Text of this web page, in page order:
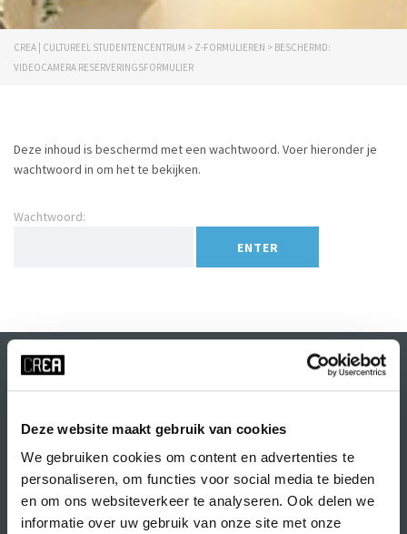
Deze website maakt gebruik van cookies
We gebruiken cookies om content en advertenties te
personaliseren, om functies voor social media te bieden
en om ons websiteverkeer te analyseren. Ook delen we
informatie over uw gebruik van onze site met onze
CREA | CULTUREEL STUDENTENCENTRUM > Z-FORMULIEREN > BESCHERMD:
VIDEOCAMERA RESERVERINGSFORMULIER
Deze inhoud is beschermd met een wachtwoord. Voer hieronder je
wachtwoord in om het te bekijken.
Wachtwoord: